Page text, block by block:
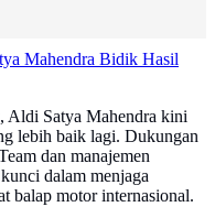
Mahendra Bidik Hasil
Aldi Satya Mahendra kini
lebih baik lagi. Dukungan
dan manajemen
dalam menjaga
balap motor internasional.